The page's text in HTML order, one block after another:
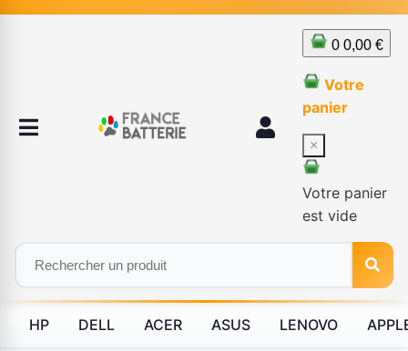
0 0,00 €
Votre
panier
×
Votre panier
est vide
HP DELL ACER ASUS LENOVO